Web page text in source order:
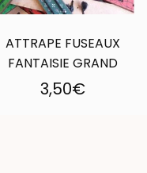
ATTRAPE FUSEAUX
FANTAISIE GRAND
3,50€